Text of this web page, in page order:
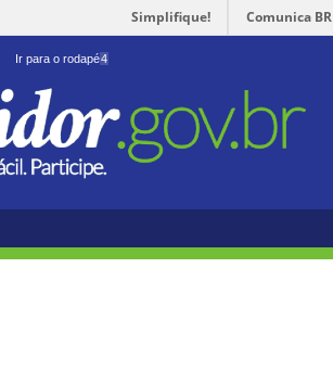
Simplifique! Comunica BR
Ir para o rodapé4